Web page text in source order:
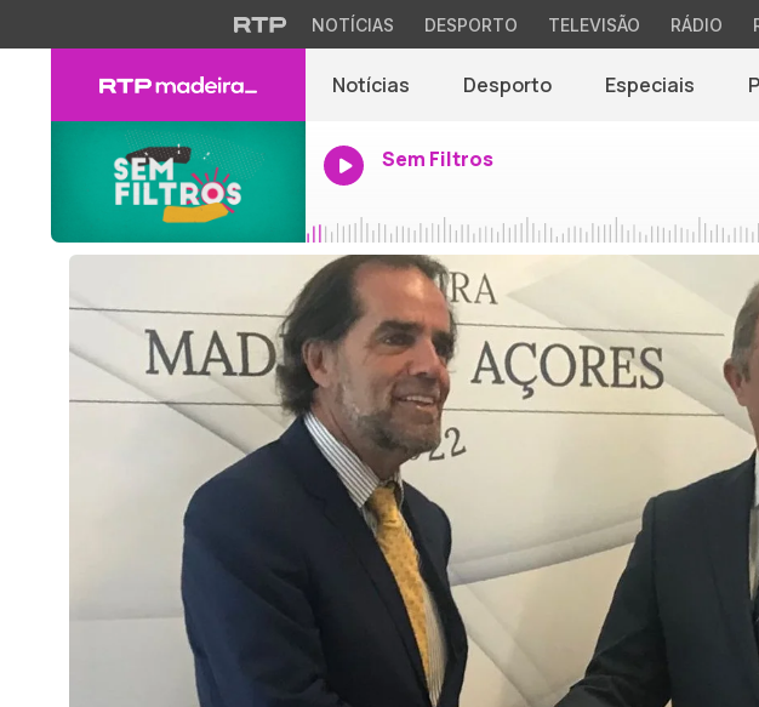
NOTÍCIAS DESPORTO TELEVISÃO RÁDIO
Notícias Desporto Especiais
Sem Filtros